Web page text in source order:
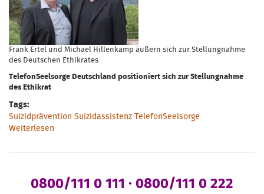
Frank Ertel und Michael Hillenkamp äußern sich zur Stellungnahme
des Deutschen Ethikrates
TelefonSeelsorge Deutschland positioniert sich zur Stellungnahme
des Ethikrat
Tags:
Suizidprävention Suizidassistenz TelefonSeelsorge
Weiterlesen
0800/111 0 111 · 0800/111 0 222